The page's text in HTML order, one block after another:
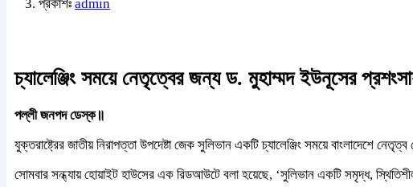
প্রকাশঃ admin
চ্যালেঞ্জিং সময়ে নেতৃত্বের জন্য ড. মুহাম্মদ ইউনূসের
পল্লী জনপদ ডেস্ক॥
যুক্তরাষ্ট্রের জাতীয় নিরাপত্তা উপদেষ্টা জেক সুলিভান একটি চ্যালেঞ্জিং সময়ে বাংলাদেশে
সোমবার সন্ধ্যায় হোয়াইট হাউসের এক রিডআউটে বলা হয়েছে, ‘সুলিভান একটি সমৃদ্ধ,